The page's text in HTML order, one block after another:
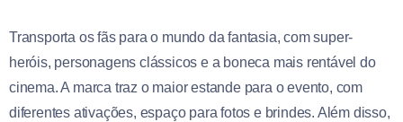
Transporta os fãs para o mundo da fantasia, com super-
heróis, personagens clássicos e a boneca mais rentável do
cinema. A marca traz o maior estande para o evento, com
diferentes ativações, espaço para fotos e brindes. Além disso,